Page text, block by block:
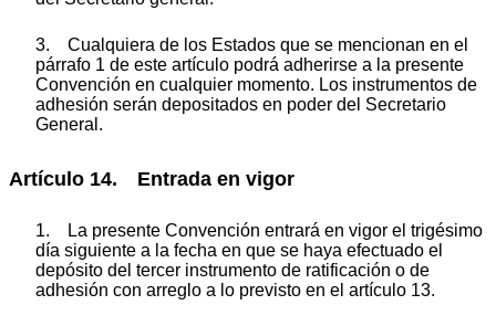
3. Cualquiera de los Estados que se mencionan en el
párrafo 1 de este artículo podrá adherirse a la presente
Convención en cualquier momento. Los instrumentos de
adhesión serán depositados en poder del Secretario
General.
Artículo 14. Entrada en vigor
1. La presente Convención entrará en vigor el trigésimo
día siguiente a la fecha en que se haya efectuado el
depósito del tercer instrumento de ratificación o de
adhesión con arreglo a lo previsto en el artículo 13.